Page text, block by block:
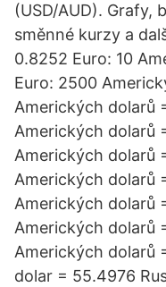
(USD/AUD). Grafy,
směnné kurzy a
0.8252 Euro: 10
Euro: 2500
Amerických dolarů
Amerických dolarů
Amerických dolarů
Amerických dolarů
Amerických dolarů
Amerických dolarů
Amerických dolarů
dolar = 55.4976